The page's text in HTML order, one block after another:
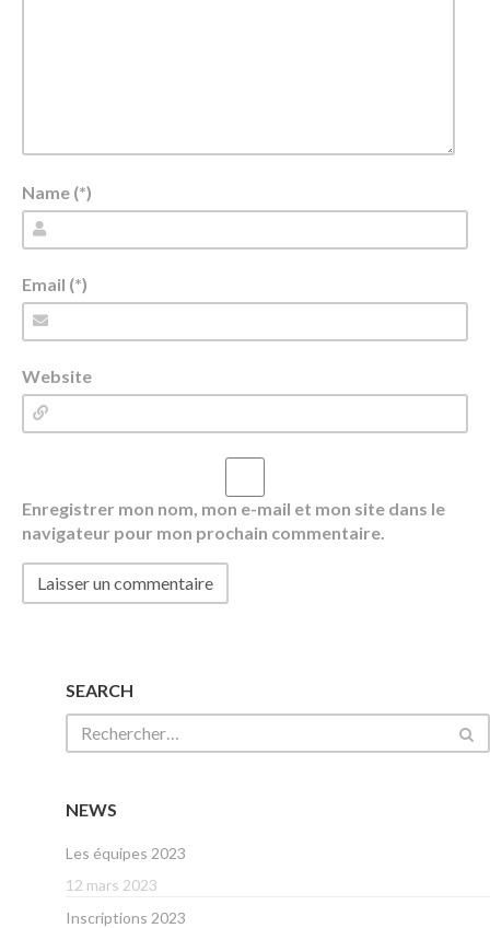
Name (*)
Email (*)
Website
Enregistrer mon nom, mon e-mail et mon site dans le
navigateur pour mon prochain commentaire.
SEARCH
NEWS
Les équipes 2023
12 mars 2023
Inscriptions 2023